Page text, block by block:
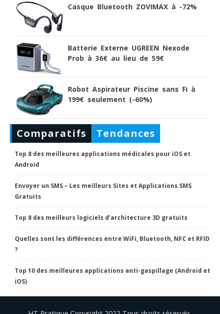
Casque Bluetooth ZOVIMAX à -72%
Batterie Externe UGREEN Nexode
Prob à 36€ au lieu de 59€
Robot Aspirateur Piscine sans Fi à
199€ seulement (-60%)
Comparatifs Tendances
Top 8 des meilleures applications médicales pour iOS et
Android
Envoyer un SMS – Les meilleurs Sites et Applications SMS
Gratuits
Top 8 des meilleurs logiciels d’architecture 3D gratuits
Quelles sont les différences entre WiFi, Bluetooth, NFC et RFID
?
Top 10 des meilleures applications anti-gaspillage (Android et
iOS)